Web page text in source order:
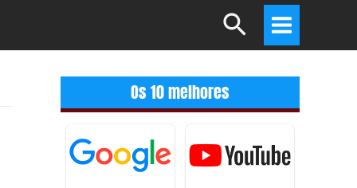
Search
Main
Menu
Os 10 melhores